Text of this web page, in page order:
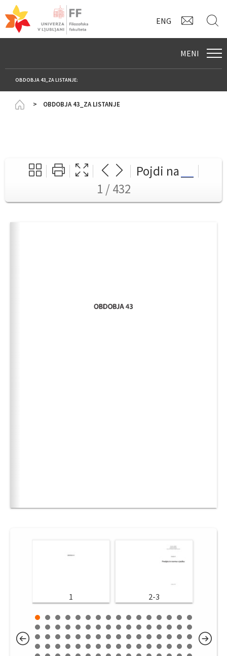
ENG
MENI
OBDOBJA 43_ZA LISTANJE:
HomepageOBDOBJA 43_ZA LISTANJE
Pojdi na
1 / 432
1 2-3